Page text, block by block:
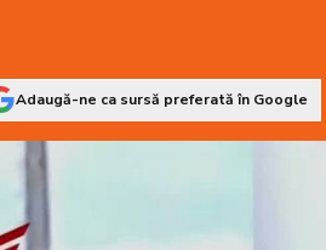
Adaugă-ne ca sursă preferată în Google